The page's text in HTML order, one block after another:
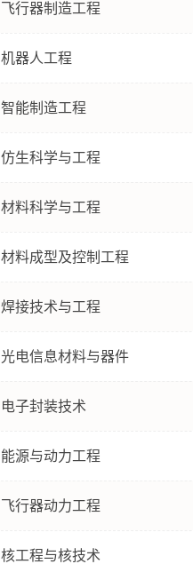
飞行器制造工程
机器人工程
智能制造工程
仿生科学与工程
材料科学与工程
材料成型及控制工程
焊接技术与工程
光电信息材料与器件
电子封装技术
能源与动力工程
飞行器动力工程
核工程与核技术